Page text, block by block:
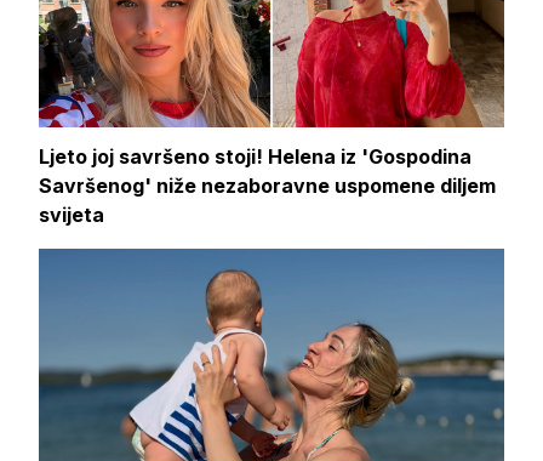
Ljeto joj savršeno stoji! Helena iz 'Gospodina
Savršenog' niže nezaboravne uspomene diljem
svijeta